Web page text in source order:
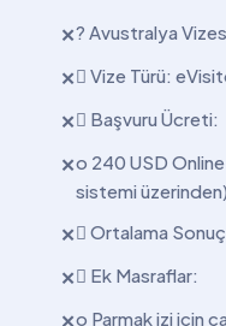
✕? Avustralya
✕ Vize Türü:
✕ Başvuru Ücreti:
✕o 240 USD
sistemi üzerinden)
✕ Ortalama
✕ Ek Masraflar:
✕o Parmak izi için